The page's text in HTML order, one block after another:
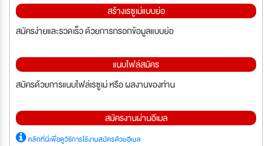
สร้างเรซูเม่แบบย่อ
สมัครง่ายและรวดเร็ว ด้วยการกรอกข้อมูลแบบย่อ
แนบไฟล์สมัคร
สมัครด้วยการแนบไฟล์เรซูเม่ หรือ ผลงานของท่าน
สมัครงานผ่านอีเมล
คลิกที่นี่เพื่อดูวิธีการใช้งานสมัครด้วยอีเมล